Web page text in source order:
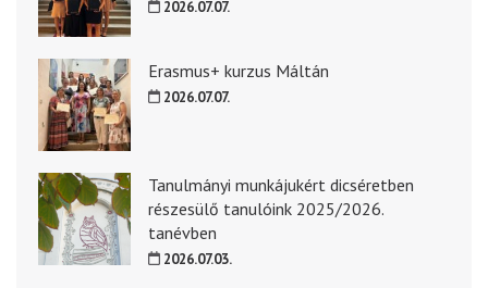
2026.07.07.
Erasmus+ kurzus Máltán
2026.07.07.
Tanulmányi munkájukért dicséretben
részesülő tanulóink 2025/2026.
tanévben
2026.07.03.